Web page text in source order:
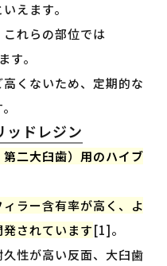
えます。
れらの部位では
す。
くないため、定期的な
ドレジン
二大臼歯）用のハイブ
ィラー含有率が高く、よ
されています[1]。
性が高い反面、大臼歯